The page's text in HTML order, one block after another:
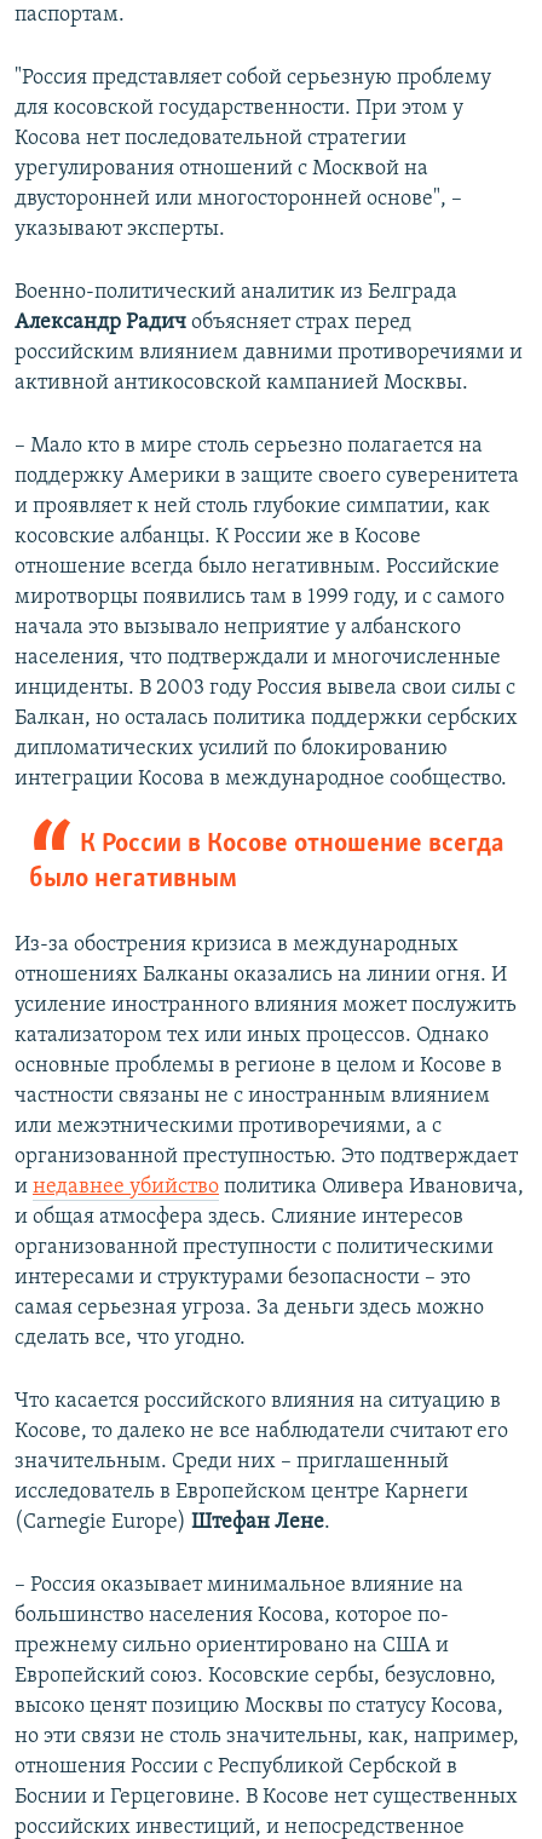
паспортам.
"Россия представляет собой серьезную проблему
для косовской государственности. При этом у
Косова нет последовательной стратегии
урегулирования отношений с Москвой на
двусторонней или многосторонней основе", –
указывают эксперты.
Военно-политический аналитик из Белграда
Александр Радич объясняет страх перед
российским влиянием давними противоречиями и
активной антикосовской кампанией Москвы.
– Мало кто в мире столь серьезно полагается на
поддержку Америки в защите своего суверенитета
и проявляет к ней столь глубокие симпатии, как
косовские албанцы. К России же в Косове
отношение всегда было негативным. Российские
миротворцы появились там в 1999 году, и с самого
начала это вызывало неприятие у албанского
населения, что подтверждали и многочисленные
инциденты. В 2003 году Россия вывела свои силы с
Балкан, но осталась политика поддержки сербских
дипломатических усилий по блокированию
интеграции Косова в международное сообщество.
К России в Косове отношение всегда
было негативным
Из-за обострения кризиса в международных
отношениях Балканы оказались на линии огня. И
усиление иностранного влияния может послужить
катализатором тех или иных процессов. Однако
основные проблемы в регионе в целом и Косове в
частности связаны не с иностранным влиянием
или межэтническими противоречиями, а с
организованной преступностью. Это подтверждает
и недавнее убийство политика Оливера Ивановича,
и общая атмосфера здесь. Слияние интересов
организованной преступности с политическими
интересами и структурами безопасности – это
самая серьезная угроза. За деньги здесь можно
сделать все, что угодно.
Что касается российского влияния на ситуацию в
Косове, то далеко не все наблюдатели считают его
значительным. Среди них – приглашенный
исследователь в Европейском центре Карнеги
(Carnegie Europe) Штефан Лене.
– Россия оказывает минимальное влияние на
большинство населения Косова, которое по-
прежнему сильно ориентировано на США и
Европейский союз. Косовские сербы, безусловно,
высоко ценят позицию Москвы по статусу Косова,
но эти связи не столь значительны, как, например,
отношения России с Республикой Сербской в
Боснии и Герцеговине. В Косове нет существенных
российских инвестиций, и непосредственное